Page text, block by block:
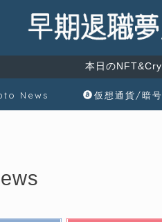
本日の
News 仮想通貨/暗